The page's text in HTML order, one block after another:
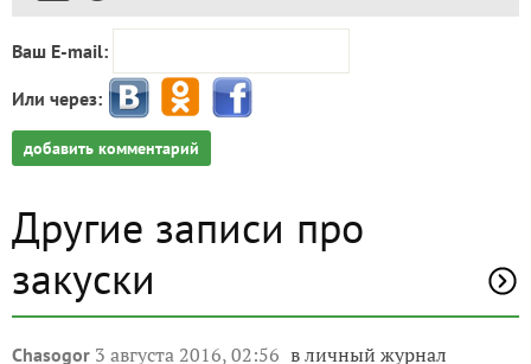
Ваш E-mail:
Или через:
добавить комментарий
Другие записи про
закуски
Chasogor 3 августа 2016, 02:56 в личный журнал